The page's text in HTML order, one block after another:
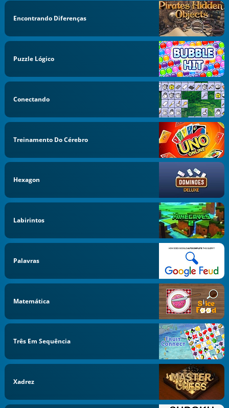
Encontrando Diferenças
Puzzle Lógico
Conectando
Treinamento Do Cérebro
Hexagon
Labirintos
Palavras
Matemática
Três Em Sequência
Xadrez